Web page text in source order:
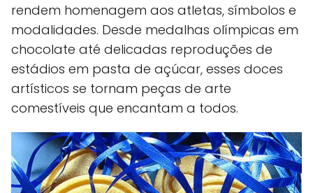
rendem homenagem aos atletas, símbolos e
modalidades. Desde medalhas olímpicas em
chocolate até delicadas reproduções de
estádios em pasta de açúcar, esses doces
artísticos se tornam peças de arte
comestíveis que encantam a todos.